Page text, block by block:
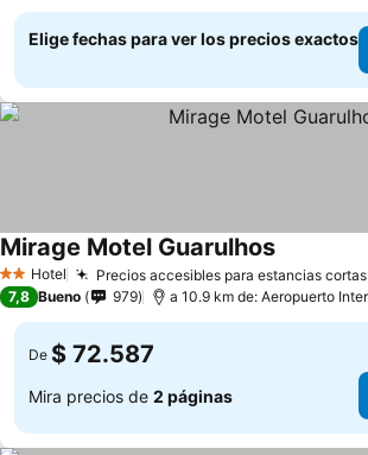
Elige fechas para ver los precios exactos
2 Estrellas
Hotel Precios accesibles para estancias cortas
Mirage Motel Guarulhos
7,8 Bueno 979
De $ 72.587
Mira precios de 2 páginas